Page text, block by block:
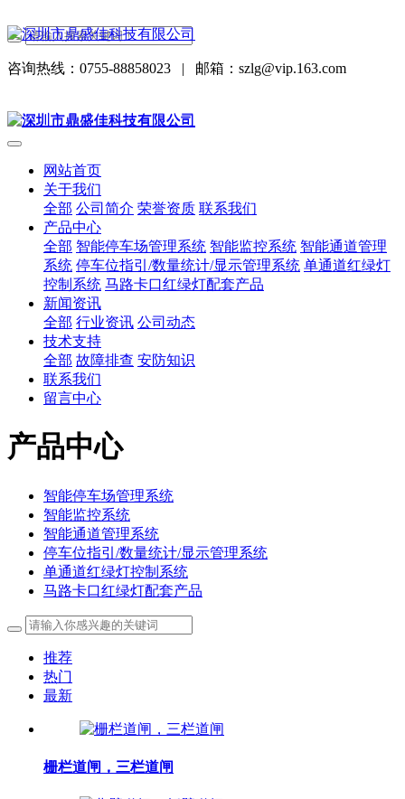
咨询热线：0755-88858023 | 邮箱：szlg@vip.163.com
网站首页
关于我们
全部 公司简介 荣誉资质 联系我们
产品中心
全部 智能停车场管理系统 智能监控系统 智能通道管理
系统 停车位指引/数量统计/显示管理系统 单通道红绿灯
控制系统 马路卡口红绿灯配套产品
新闻资讯
全部 行业资讯 公司动态
技术支持
全部 故障排查 安防知识
联系我们
留言中心
产品中心
智能停车场管理系统
智能监控系统
智能通道管理系统
停车位指引/数量统计/显示管理系统
单通道红绿灯控制系统
马路卡口红绿灯配套产品
推荐
热门
最新
栅栏道闸，三栏道闸